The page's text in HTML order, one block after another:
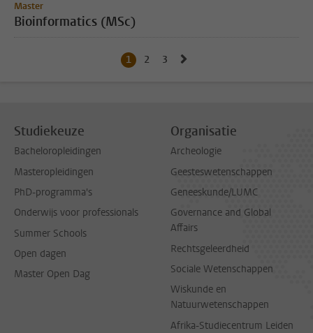
Master
Bioinformatics (MSc)
Huidige pagina, pagina
1 Naar pagina
2 Naar pagina
3
Studiekeuze
Bacheloropleidingen
Masteropleidingen
PhD-programma's
Onderwijs voor professionals
Summer Schools
Open dagen
Master Open Dag
Organisatie
Archeologie
Geesteswetenschappen
Geneeskunde/LUMC
Governance and Global
Affairs
Rechtsgeleerdheid
Sociale Wetenschappen
Wiskunde en
Natuurwetenschappen
Afrika-Studiecentrum Leiden